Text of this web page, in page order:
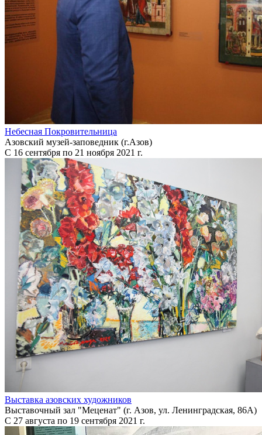
Небесная Покровительница
Азовский музей-заповедник (г.Азов)
С 16 сентября по 21 ноября 2021 г.
Выставка азовских художников
Выставочный зал "Меценат" (г. Азов, ул. Ленинградская, 86А)
С 27 августа по 19 сентября 2021 г.